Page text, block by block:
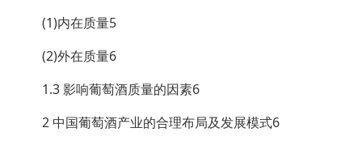
(1)内在质量5
(2)外在质量6
1.3 影响葡萄酒质量的因素6
2 中国葡萄酒产业的合理布局及发展模式6